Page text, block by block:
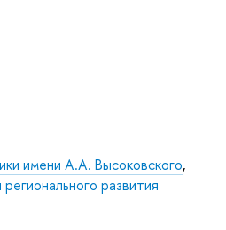
имени А.А. Высоковского,
развития